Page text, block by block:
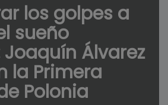
los golpes a
sueño
Álvarez
la Primera
Polonia